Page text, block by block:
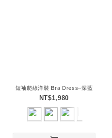
短袖爬線洋裝 Bra Dress–深藍
NT$1,980